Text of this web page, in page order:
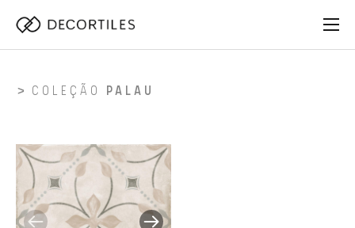
COLEÇÃO PALAU